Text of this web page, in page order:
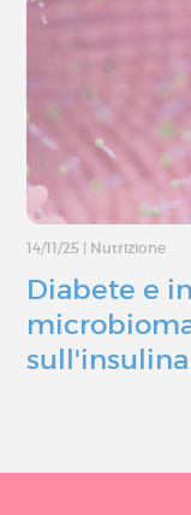
14/11/25 | Nutrizione
Diabete e
sull'insulina